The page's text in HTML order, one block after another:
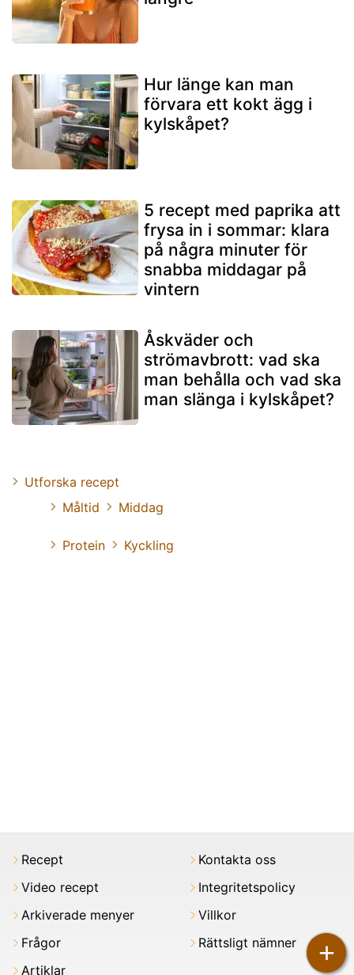
+
Hur länge kan man
förvara ett kokt ägg i
kylskåpet?
5 recept med paprika att
frysa in i sommar: klara
på några minuter för
snabba middagar på
vintern
Åskväder och
strömavbrott: vad ska
man behålla och vad ska
man slänga i kylskåpet?
Utforska recept
Måltid
Middag
Protein Kyckling
Recept
Video recept
Arkiverade menyer
Frågor
Artiklar
Kontakta oss
Integritetspolicy
Villkor
Rättsligt nämner